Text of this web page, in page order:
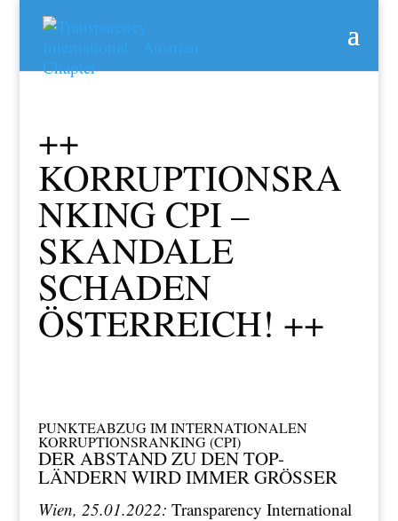
++
KORRUPTIONSRA
NKING CPI –
SKANDALE
SCHADEN
ÖSTERREICH! ++
PUNKTEABZUG IM INTERNATIONALEN
KORRUPTIONSRANKING (CPI)
DER ABSTAND ZU DEN TOP-
LÄNDERN WIRD IMMER GRÖSSER
Wien, 25.01.2022: Transparency International